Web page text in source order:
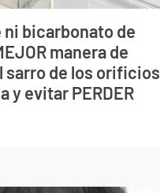
ni bicarbonato de
manera de
sarro de los orificios
y evitar PERDER